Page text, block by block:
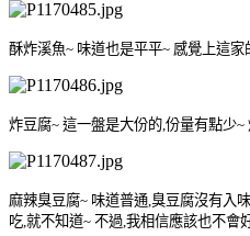
酥炸溪魚~ 味道也是平平~ 感覺上這家
炸豆腐~ 這一盤是大份的 份量有點少~
麻辣臭豆腐~ 味道普通 臭豆腐沒有入味
吃 就不知道~ 不過 我相信應該也不會